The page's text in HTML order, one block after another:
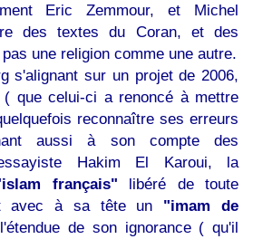
Eric Zemmour, et Michel
des textes du Coran, et des
une religion comme une autre.
s'alignant sur un projet de 2006,
que celui-ci a renoncé à mettre
reconnaître ses erreurs
aussi à son compte des
Hakim El Karoui, la
français" libéré de toute
avec à sa tête un "imam de
de son ignorance ( qu'il